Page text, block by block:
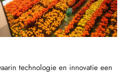
technologie en innovatie een